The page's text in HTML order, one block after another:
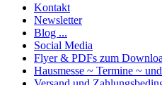
Kontakt
Newsletter
Blog ...
Social Media
Flyer & PDFs zum
Hausmesse ~ Termine ~